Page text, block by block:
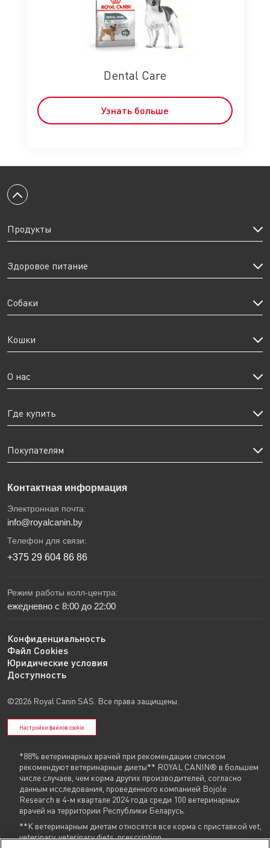
Dental Care
Узнать больше
Вернуться к началу
Продукты
Здоровое питание
Собаки
Кошки
О нас
Где купить
Покупателям
Контактная информация
Электронная почта:
info@royalcanin.by
Телефон для связи:
+375 29 604 86 86
Режим работы колл-центра:
ежедневно с 8:00 до 22:00
Конфиденциальность
Файл Cookies
Юридические условия
Доступность
©2026 Royal Canin SAS. Все права защищены.
Настройки файлов cookie
*88% ветеринарных врачей при рекомендации списком
рекомендуют ветеринарные диеты** ROYAL CANIN® в большем
числе случаев, чем корма других производителей, согласно
данным исследования, проведенного компанией Bojole
Research в 4-м квартале 2024 года среди 100 ветеринарных
врачей на территории Республики Беларусь.
**К ветеринарным диетам относятся все корма с приставкой vet,
veterinary, veterinary diets, prescription